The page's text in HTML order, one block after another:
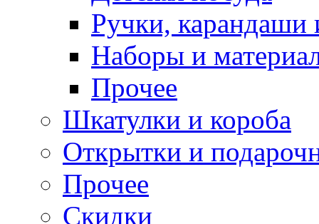
Ручки,
Наборы и
Прочее
Шкатулки и короба
Открытки и
Прочее
Скидки